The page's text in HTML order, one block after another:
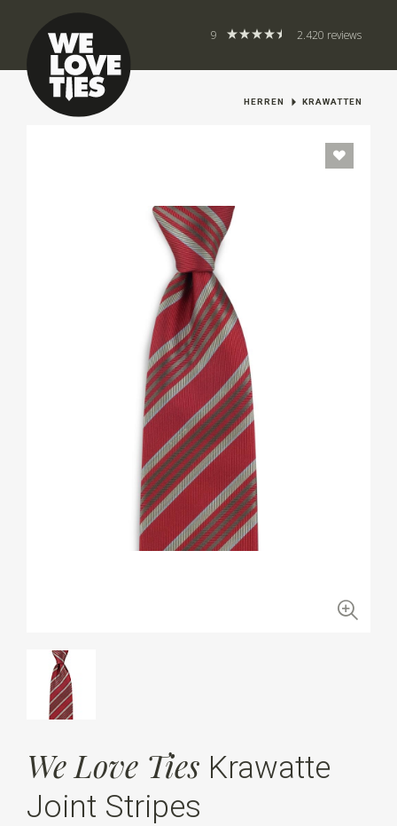
9 2.420 reviews
HERREN KRAWATTEN
We Love Ties Krawatte
Joint Stripes